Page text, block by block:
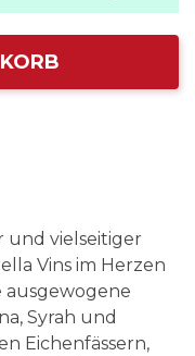
und vielseitiger
Vins im Herzen
ausgewogene
Syrah und
Eichenfässern,